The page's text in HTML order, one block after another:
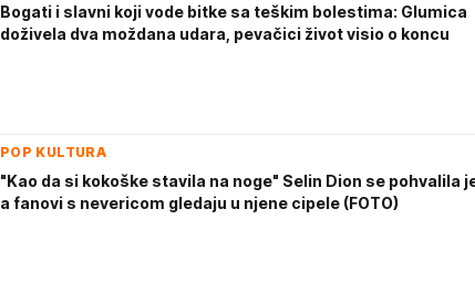
Bogati i slavni koji vode bitke sa teškim bolestima: Glumica
doživela dva moždana udara, pevačici život visio o koncu
POP KULTURA
"Kao da si kokoške stavila na noge" Selin Dion se pohvalila
a fanovi s nevericom gledaju u njene cipele (FOTO)